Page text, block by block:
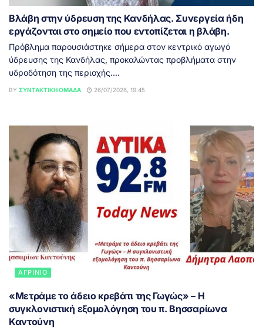
Βλάβη στην ύδρευση της Κανδήλας. Συνεργεία ήδη
εργάζονται στο σημείο που εντοπίζεται η βλάβη.
Πρόβλημα παρουσιάστηκε σήμερα στον κεντρικό αγωγό
ύδρευσης της Κανδήλας, προκαλώντας προβλήματα στην
υδροδότηση της περιοχής....
BY ΣΥΝΤΑΚΤΙΚΉ ΟΜΆΔΑ 26/07/2026, 19:45
ΑΓΡΊΝΙΟ
«Μετράμε το άδειο κρεβάτι της Γωγώς» – Η
συγκλονιστική εξομολόγηση του π. Βησσαρίωνα
Καντούνη